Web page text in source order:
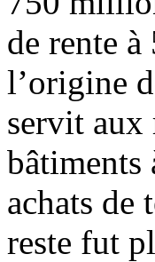
de rente
l’origine
servit aux
bâtiments
achats de
reste fut